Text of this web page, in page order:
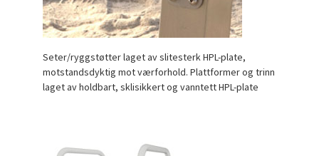
Seter/ryggstøtter laget av slitesterk HPL-plate,
motstandsdyktig mot værforhold.Plattformer og trinn
laget av holdbart, sklisikkert og vanntett HPL-plate